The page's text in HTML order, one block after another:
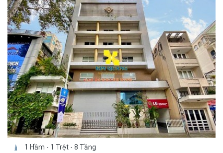
1 Hầm - 1 Trệt - 8 Tầng